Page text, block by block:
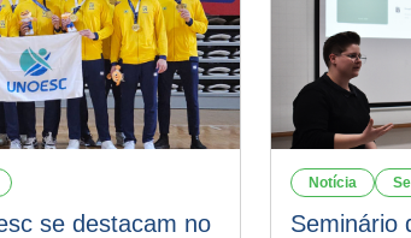
se destacam no
Notícia
Seminário